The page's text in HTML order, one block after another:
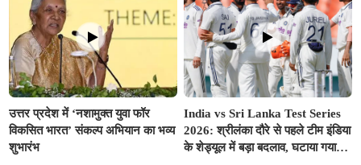
उत्तर प्रदेश में ‘नशामुक्त युवा फॉर
विकसित भारत’ संकल्प अभियान का भव्य
शुभारंभ
India vs Sri Lanka Test Series
2026: श्रीलंका दौरे से पहले टीम इंडिया
के शेड्यूल में बड़ा बदलाव, घटाया गया